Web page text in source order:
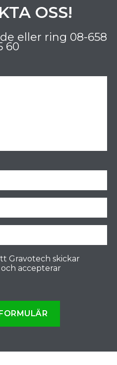
OSS!
eller ring 08-658
60
Gravotech skickar
accepterar